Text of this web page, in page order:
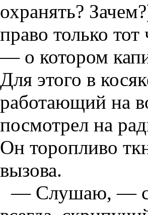
охранять?
право только
— о котором
Для этого в
работающий на
посмотрел на
Он торопливо
вызова.
— Слушаю, —